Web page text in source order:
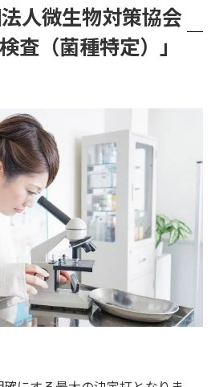
人微生物対策協会
査（菌種特定）」